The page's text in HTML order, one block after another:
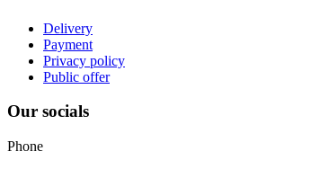
Delivery
Payment
Privacy policy
Public offer
Our socials
Phone